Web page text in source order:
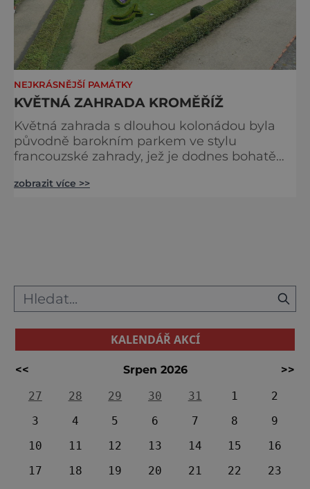
NEJKRÁSNĚJŠÍ PAMÁTKY
KVĚTNÁ ZAHRADA KROMĚŘÍŽ
Květná zahrada s dlouhou kolonádou byla
původně barokním parkem ve stylu
francouzské zahrady, jež je dodnes bohatě
ploty. Zahrady tohoto typu se do současné
zobrazit více >>
KALENDÁŘ AKCÍ
<< Srpen 2026
>>
27
28 29 30 31 1
2
3
4 5 6 7 8
9
10
11 12 13 14 15
16
17
18 19 20 21 22 23